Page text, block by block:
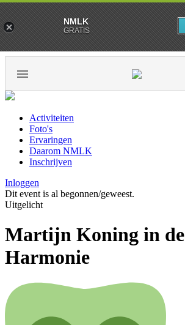
Activiteiten
Foto's
Ervaringen
Daarom NMLK
Inschrijven
Inloggen
Dit event is al begonnen/geweest.
Uitgelicht
Martijn Koning in de
Harmonie
NMLK
GRATIS